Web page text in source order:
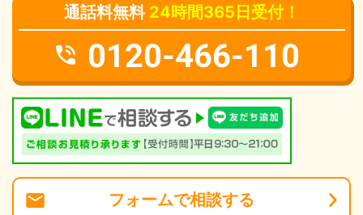
通話料無料 24時間365日受付！
0120-466-110
フォームで相談する